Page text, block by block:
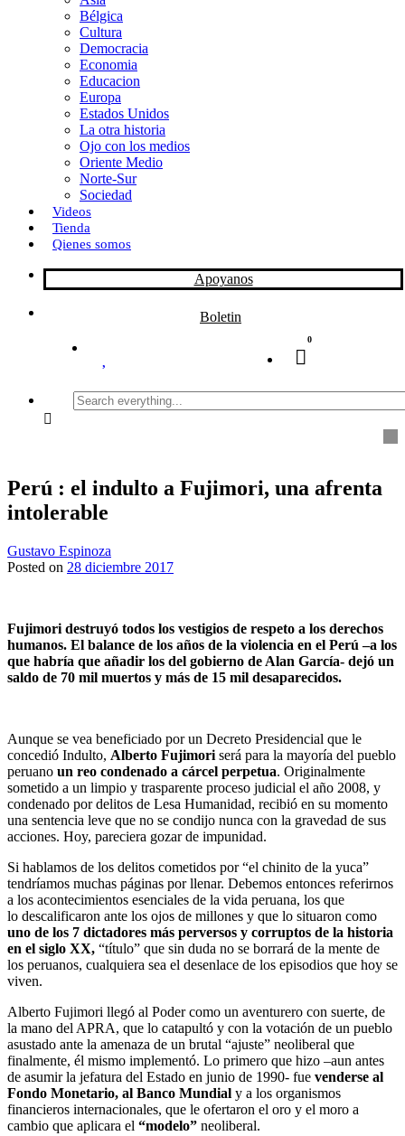
i
r
Bélgica
Cultura
Democracia
Economia
Educacion
Europa
Estados Unidos
La otra historia
Ojo con los medios
Oriente Medio
Norte-Sur
Sociedad
Videos
Tienda
Qienes somos
Apoyanos
Boletin
0
Search
everything...
Perú : el indulto a Fujimori, una afrenta
intolerable
Gustavo Espinoza
Posted on 28 diciembre 2017
Fujimori destruyó todos los vestigios de respeto a los derechos
humanos. El balance de los años de la violencia en el Perú –a los
que habría que añadir los del gobierno de Alan García- dejó un
saldo de 70 mil muertos y más de 15 mil desaparecidos.
Aunque se vea beneficiado por un Decreto Presidencial que le
concedió Indulto, Alberto Fujimori será para la mayoría del pueblo
peruano un reo condenado a cárcel perpetua. Originalmente
sometido a un limpio y trasparente proceso judicial el año 2008, y
condenado por delitos de Lesa Humanidad, recibió en su momento
una sentencia leve que no se condijo nunca con la gravedad de sus
acciones. Hoy, pareciera gozar de impunidad.
Si hablamos de los delitos cometidos por “el chinito de la yuca”
tendríamos muchas páginas por llenar. Debemos entonces referirnos
a los acontecimientos esenciales de la vida peruana, los que
lo descalificaron ante los ojos de millones y que lo situaron como
uno de los 7 dictadores más perversos y corruptos de la historia
en el siglo XX, “título” que sin duda no se borrará de la mente de
los peruanos, cualquiera sea el desenlace de los episodios que hoy se
viven.
Alberto Fujimori llegó al Poder como un aventurero con suerte, de
la mano del APRA, que lo catapultó y con la votación de un pueblo
asustado ante la amenaza de un brutal “ajuste” neoliberal que
finalmente, él mismo implementó. Lo primero que hizo –aun antes
de asumir la jefatura del Estado en junio de 1990- fue venderse al
Fondo Monetario, al Banco Mundial y a los organismos
financieros internacionales, que le ofertaron el oro y el moro a
cambio que aplicara el “modelo” neoliberal.